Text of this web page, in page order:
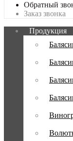
Обратный
Заказ звонка
Продукция